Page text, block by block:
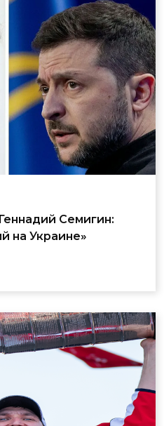
Семигин:
на Украине»